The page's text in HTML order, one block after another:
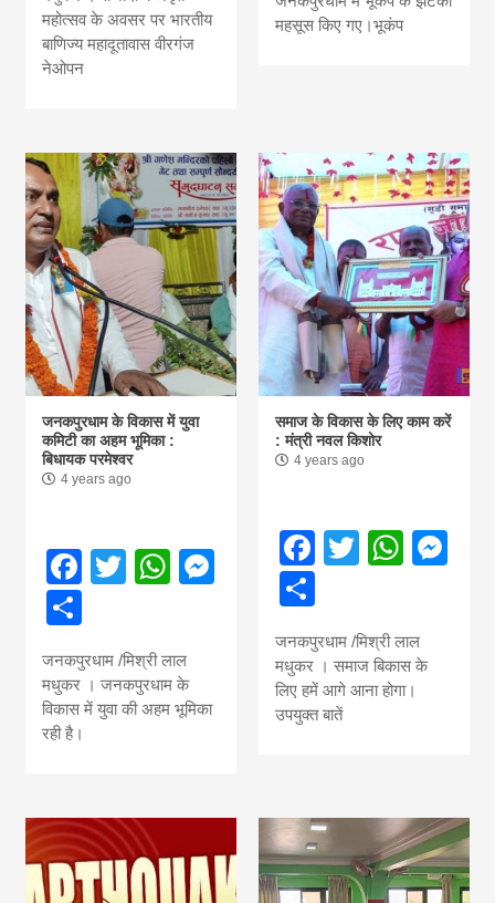
महोत्सव के अवसर पर भारतीय
बाणिज्य महादूतावास वीरगंज
नेओपन
महसूस किए गए।भूकंप
जनकपुरधाम के विकास में युवा
कमिटी का अहम भूमिका :
बिधायक परमेश्वर
4 years ago
Facebook
TwitterWhatsApp
Messenger
जनकपुरधाम /मिश्री लाल
मधुकर । जनकपुरधाम के
विकास में युवा की अहम भूमिका
रही है।
समाज के विकास के लिए काम करें
: मंत्री नवल किशोर
4 years ago
Facebook
Twitter
Share
जनकपुरधाम /मिश्री लाल
मधुकर । समाज बिकास के
लिए हमें आगे आना होगा।
उपयुक्त बातें